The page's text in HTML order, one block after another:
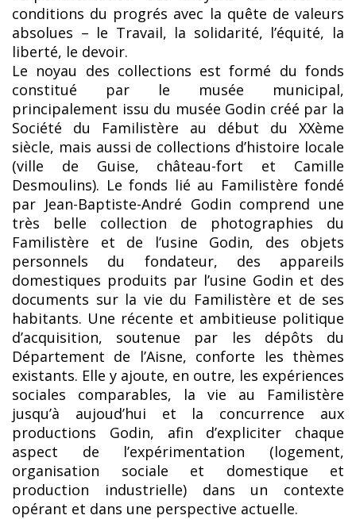
conditions du progrés avec la quête de valeurs
absolues – le Travail, la solidarité, l’équité, la
liberté, le devoir.
Le noyau des collections est formé du fonds
constitué par le musée municipal,
principalement issu du musée Godin créé par la
Société du Familistère au début du XXème
siècle, mais aussi de collections d’histoire locale
(ville de Guise, château-fort et Camille
Desmoulins). Le fonds lié au Familistère fondé
par Jean-Baptiste-André Godin comprend une
très belle collection de photographies du
Familistère et de l’usine Godin, des objets
personnels du fondateur, des appareils
domestiques produits par l’usine Godin et des
documents sur la vie du Familistère et de ses
habitants. Une récente et ambitieuse politique
d’acquisition, soutenue par les dépôts du
Département de l’Aisne, conforte les thèmes
existants. Elle y ajoute, en outre, les expériences
sociales comparables, la vie au Familistère
jusqu’à aujoud’hui et la concurrence aux
productions Godin, afin d’expliciter chaque
aspect de l’expérimentation (logement,
organisation sociale et domestique et
production industrielle) dans un contexte
opérant et dans une perspective actuelle.